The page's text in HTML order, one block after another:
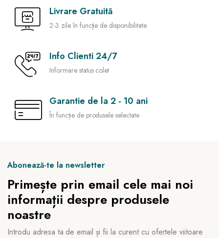
Livrare Gratuită
2-3 zile în funcție de disponibilitate
Info Clienti 24/7
Informare status colet
Garantie de la 2 - 10 ani
În funcție de produsele selectate
Abonează-te la newsletter
Primește prin email cele mai noi
informații despre produsele
noastre
Introdu adresa ta de email și fii la curent cu ofertele viitoare